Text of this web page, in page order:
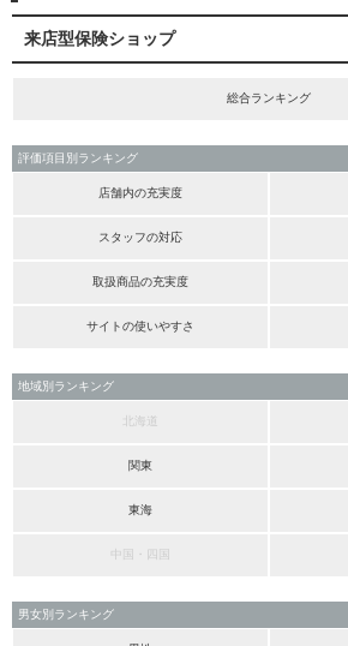
来店型保険ショップ
総合ランキング
評価項目別ランキング
店舗内の充実度
スタッフの対応
取扱商品の充実度
サイトの使いやすさ
地域別ランキング
北海道
関東
東海
中国・四国
男女別ランキング